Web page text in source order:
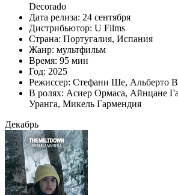
Decorado
Дата релиза: 24 сентября
Дистрибьютор: U Films
Страна: Португалия, Испания
Жанр: мультфильм
Время: 95 мин
Год: 2025
Режиссер: Стефани Ше, Альберто
В ролях: Асиер Ормаса, Айнцане
Уранга, Микель Гармендия
Декабрь